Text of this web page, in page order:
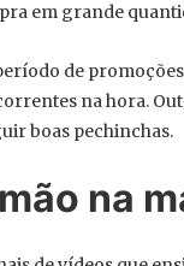
em grande
de
na hora.
boas pechinchas.
na